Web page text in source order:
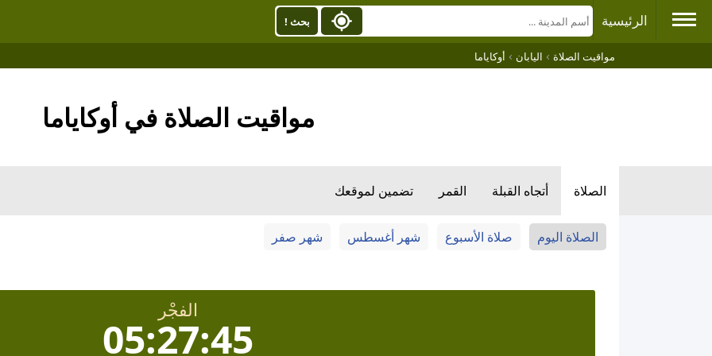
الرئيسية بحث !
مواقيت الصلاة › اليابان › أوكاياما
مواقيت الصلاة في أوكاياما
الصلاة أتجاه القبلة القمر تضمين لموقعك
الصلاة اليوم صلاة الأسبوع شهر أغسطس شهر صفر
الفجْر
05:27:44